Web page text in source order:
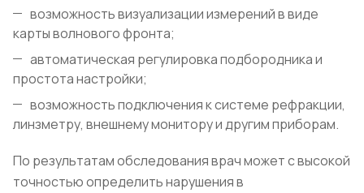
возможность визуализации измерений в виде
карты волнового фронта;
автоматическая регулировка подбородника и
простота настройки;
возможность подключения к системе рефракции,
линзметру, внешнему монитору и другим приборам.
По результатам обследования врач может с высокой
точностью определить нарушения в